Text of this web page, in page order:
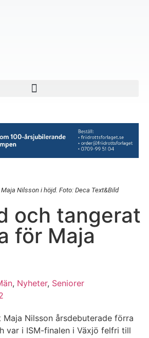
Nilsson i höjd. Foto: Deca Text&Bild
och tangerat
för Maja
, Nyheter, Seniorer
Nilsson årsdebuterade förra
var i ISM-finalen i Växjö felfri till